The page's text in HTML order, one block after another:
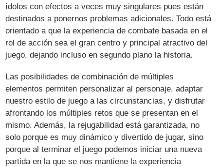
ídolos con efectos a veces muy singulares pues están
destinados a ponernos problemas adicionales. Todo está
orientado a que la experiencia de combate basada en el
rol de acción sea el gran centro y principal atractivo del
juego, dejando incluso en segundo plano la historia.
Las posibilidades de combinación de múltiples
elementos permiten personalizar al personaje, adaptar
nuestro estilo de juego a las circunstancias, y disfrutar
afrontando los múltiples retos que se presentan en el
mismo. Además, la rejugabilidad está garantizada, no
solo porque es muy dinámico y divertido de jugar, sino
porque al terminar el juego podemos iniciar una nueva
partida en la que se nos mantiene la experiencia